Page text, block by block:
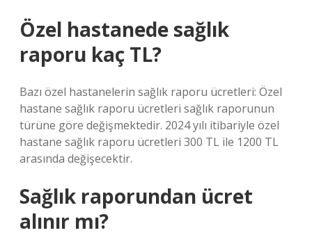
Özel hastanede sağlık
raporu kaç TL?
Bazı özel hastanelerin sağlık raporu ücretleri: Özel
hastane sağlık raporu ücretleri sağlık raporunun
türüne göre değişmektedir. 2024 yılı itibariyle özel
hastane sağlık raporu ücretleri 300 TL ile 1200 TL
arasında değişecektir.
Sağlık raporundan ücret
alınır mı?